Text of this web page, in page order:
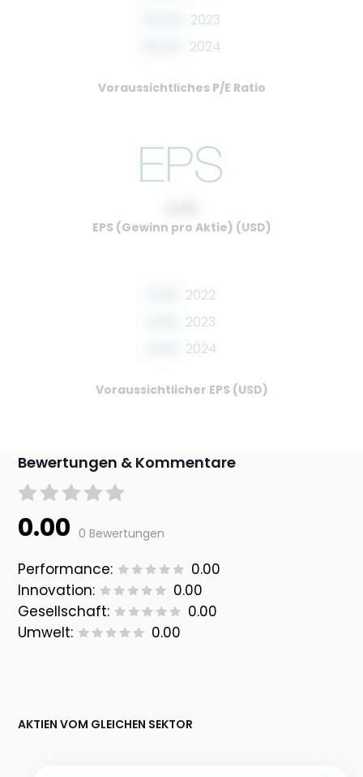
2023
2024
Voraussichtliches P/E Ratio
EPS (Gewinn pro Aktie) (USD)
2022
2023
2024
Voraussichtlicher EPS (USD)
Bewertungen & Kommentare
0.00 0 Bewertungen
Performance:
0.00
Innovation:
0.00
Gesellschaft:
0.00
Umwelt:
0.00
AKTIEN VOM GLEICHEN SEKTOR